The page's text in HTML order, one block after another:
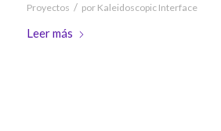
Proyectos / por Kaleidoscopic Interface
Leer más